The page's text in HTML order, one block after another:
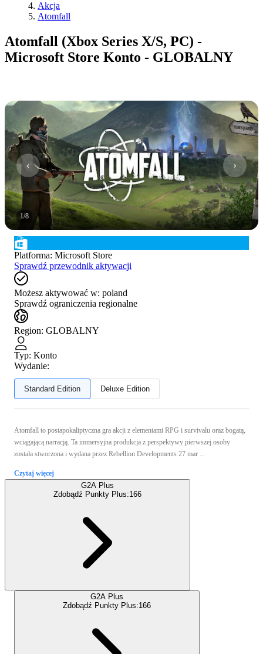
Akcja
Atomfall
Atomfall (Xbox Series X/S, PC) -
Microsoft Store Konto - GLOBALNY
1/8
Platforma: Microsoft Store
Sprawdź przewodnik aktywacji
Możesz aktywować w: poland
Sprawdź ograniczenia regionalne
Region: GLOBALNY
Typ: Konto
Wydanie:
Standard Edition Deluxe Edition
Atomfall to postapokaliptyczna gra akcji z elementami RPG i survivalu oraz bogatą,
wciągającą narracją. Ta immersyjna produkcja z perspektywy pierwszej osoby
została stworzona i wydana przez Rebellion Developments 27 mar ...
Czytaj więcej
G2A Plus
Zdobądź Punkty Plus:166
G2A Plus
Zdobądź Punkty Plus:166